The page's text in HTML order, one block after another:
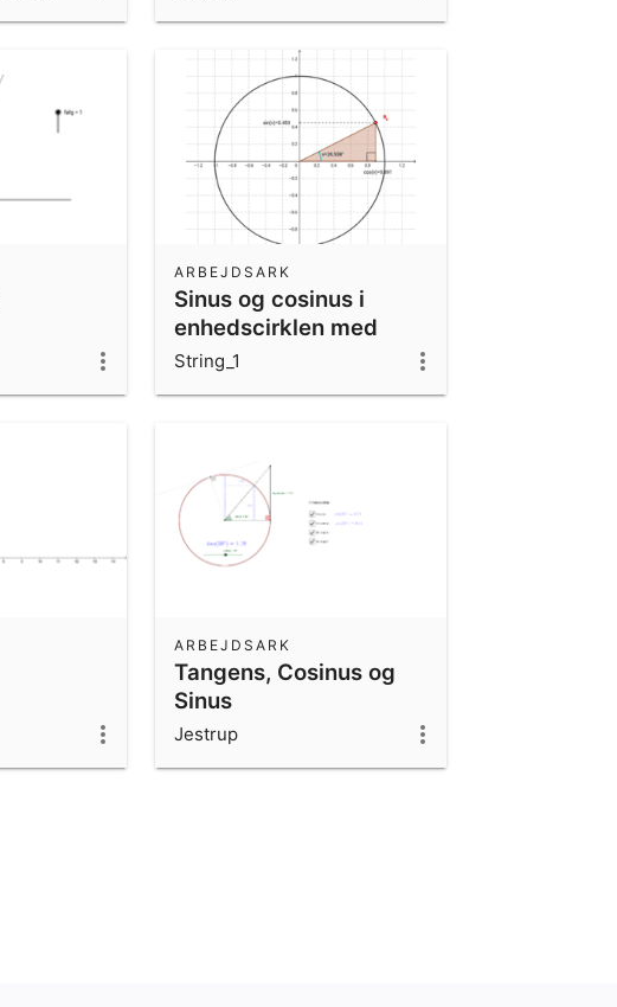
Sinus og cosinus i
enhedscirklen med
skaleret trekant
ARBEJDSARK
String_1
Tangens, Cosinus og
Sinus
ARBEJDSARK
Jestrup